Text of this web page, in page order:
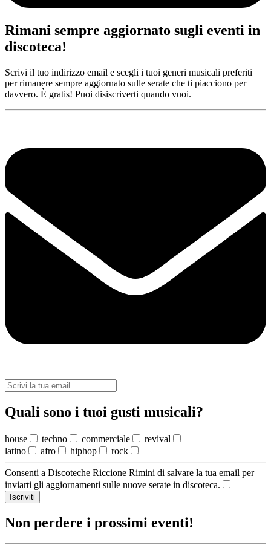
Rimani sempre aggiornato sugli eventi in
discoteca!
Scrivi il tuo indirizzo email e scegli i tuoi generi musicali preferiti
per rimanere sempre aggiornato sulle serate che ti piacciono per
davvero. È gratis! Puoi disiscriverti quando vuoi.
Quali sono i tuoi gusti musicali?
house techno commerciale
revival
latino
afro hiphop rock
Consenti a Discoteche Riccione Rimini di salvare la tua email per
inviarti gli aggiornamenti sulle nuove serate in discoteca.
Iscriviti
Non perdere i prossimi eventi!